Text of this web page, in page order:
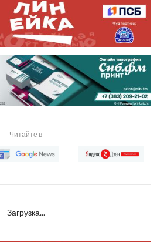
Читайте в
Загрузка...